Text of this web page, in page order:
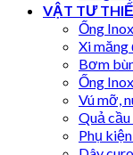
VẬT TƯ
Ống
Xi măng
Bơm
Ống
Vú mỡ,
Quả cầu
Phụ